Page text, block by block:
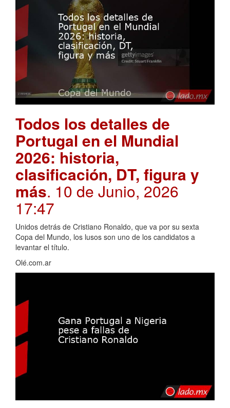
Todos los detalles de
Portugal en el Mundial
2026: historia,
clasificación, DT, figura y
más. 10 de Junio, 2026
17:47
Unidos detrás de Cristiano Ronaldo, que va por su sexta
Copa del Mundo, los lusos son uno de los candidatos a
levantar el título.
Olé.com.ar